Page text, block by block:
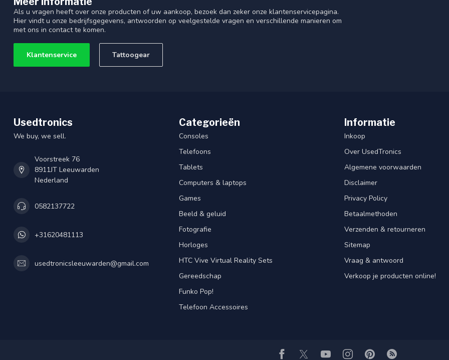
Als u vragen heeft over onze producten of uw aankoop, bezoek dan zeker onze klantenservicepagina.
Hier vindt u onze bedrijfsgegevens, antwoorden op veelgestelde vragen en verschillende manieren om
met ons in contact te komen.
Klantenservice Tattoogear
Usedtronics
We buy, we sell.
Voorstreek 76
8911JT Leeuwarden
Nederland
0582137722
+31620481113
usedtronicsleeuwarden@gmail.com
Categorieën
Consoles
Telefoons
Tablets
Computers & laptops
Games
Beeld & geluid
Fotografie
Horloges
HTC Vive Virtual Reality Sets
Gereedschap
Funko Pop!
Telefoon Accessoires
Informatie
Inkoop
Over UsedTronics
Algemene voorwaarden
Disclaimer
Privacy Policy
Betaalmethoden
Verzenden & retourneren
Sitemap
Vraag & antwoord
Verkoop je producten online!